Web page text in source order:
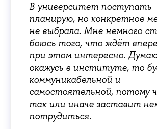
В университет поступать
планирую, но конкретное
не выбрала. Мне немного
боюсь того, что ждёт
при этом интересно.
окажусь в институте, то
коммуникабельной и
самостоятельной, потому
так или иначе заставит
потрудиться.